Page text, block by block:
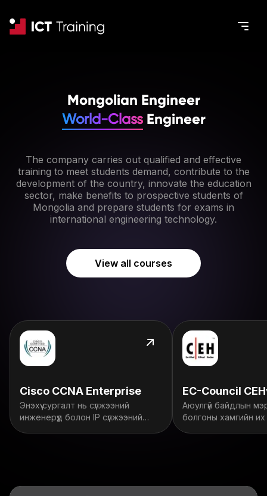
Mongolian Engineer
World-Class Engineer
The company carries out qualified and effective
training to meet students demand, contribute to the
development of the country, innovate the education
sector, make benefits to prospective students of
Mongolia and prepare students for exams in
international engineering technology.
View all courses
Cisco CCNA Enterprise
Энэхүү cургалт нь сүлжээний
инженерүүд болон IP сүлжээний
мэдлэгтэй болохыг хүссэн хүмүүст
EC-Council
Аюулгүй байдлын
болгоны хамгийн их
суурь мэдээллийн